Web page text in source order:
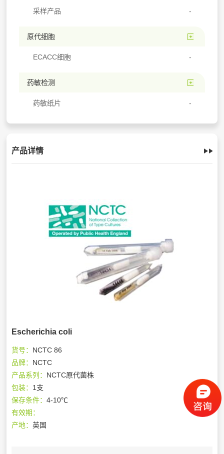
采样产品
原代细胞
ECACC细胞
药敏检测
药敏纸片
产品详情
Escherichia coli
货号： NCTC 86
品牌： NCTC
产品系列： NCTC原代菌株
包装： 1支
保存条件：4-10℃
有效期：
产地：英国